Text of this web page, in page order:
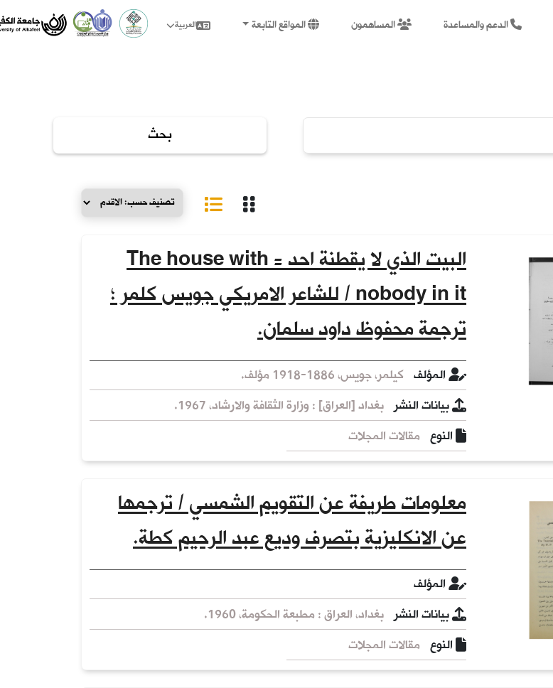
الدعم والمساعدة المساهمون المواقع التابعة العربية
البيت الذي لا يقطنة احد = The house with
nobody in it / للشاعر الامريكي جويس كلمر ؛
ترجمة محفوظ داود سلمان.
المؤلف كيلمر، جويس، 1886-1918 مؤلف.
بيانات النشر بغداد [العراق] : وزارة الثقافة والارشاد، 1967.
النوع مقالات المجلات
معلومات طريفة عن التقويم الشمسي / ترجمها
عن الانكليزية بتصرف وديع عبد الرحيم كطة.
المؤلف
بيانات النشر بغداد، العراق : مطبعة الحكومة، 1960.
النوع مقالات المجلات